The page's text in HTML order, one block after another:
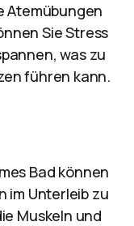
Atemübungen
Sie Stress
was zu
führen kann.
Bad können
im Unterleib zu
Muskeln und